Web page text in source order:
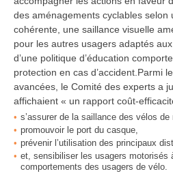
des aménagements cyclables selon
cohérente, une saillance visuelle
pour les autres usagers adaptés
d’une politique d’éducation
protection en cas d’accident.Parmi
avancées, le Comité des experts a
affichaient « un rapport coût-
s’assurer de la saillance des vélos de
promouvoir le port du casque,
prévenir l’utilisation des principaux
et, sensibiliser les usagers motorisés
comportements des usagers de vélo.